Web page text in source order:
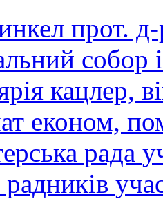
прот.
собор
кацлер,
економ,
рада
радників